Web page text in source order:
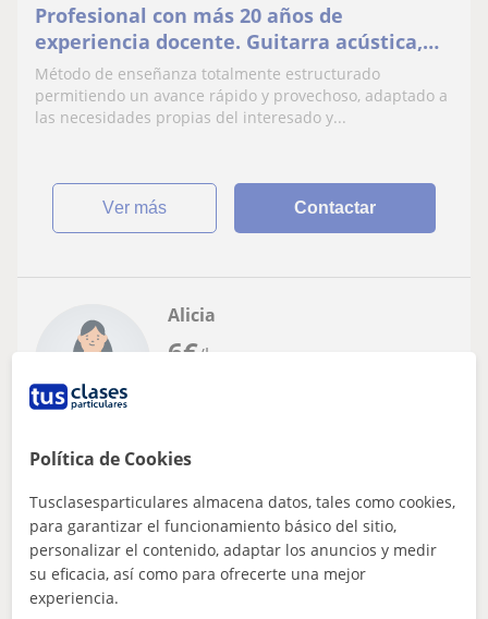
Profesional con más 20 años de
experiencia docente. Guitarra acústica,
eléctrica, coaching musical, teoría,
armonía, composición
Método de enseñanza totalmente estructurado
permitiendo un avance rápido y provechoso, adaptado a
las necesidades propias del interesado y...
ver más Contactar
6€/h
Alicia
Imparto clases de lenguaje musical para
apoyo en escuelas, conservatorio y
preparación de pruebas de acceso a
conservatorio
Imparto clases de lenguaje musical para apoyo en
escuelas, conservatorio y preparación de pruebas de
Política de Cookies
Tusclasesparticulares almacena datos, tales como cookies,
para garantizar el funcionamiento básico del sitio,
personalizar el contenido, adaptar los anuncios y medir
su eficacia, así como para ofrecerte una mejor
experiencia.